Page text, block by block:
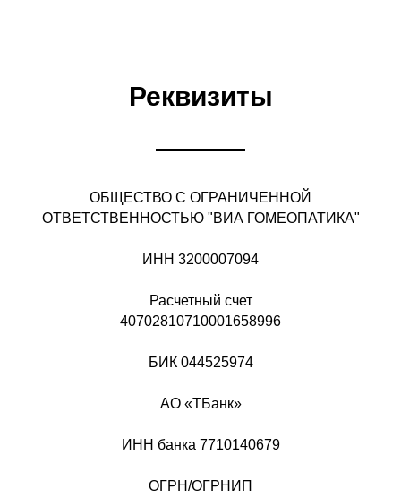
Реквизиты
ОБЩЕСТВО С ОГРАНИЧЕННОЙ
ОТВЕТСТВЕННОСТЬЮ "ВИА ГОМЕОПАТИКА"
ИНН 3200007094
Расчетный счет
40702810710001658996
БИК 044525974
АО «ТБанк»
ИНН банка 7710140679
ОГРН/ОГРНИП